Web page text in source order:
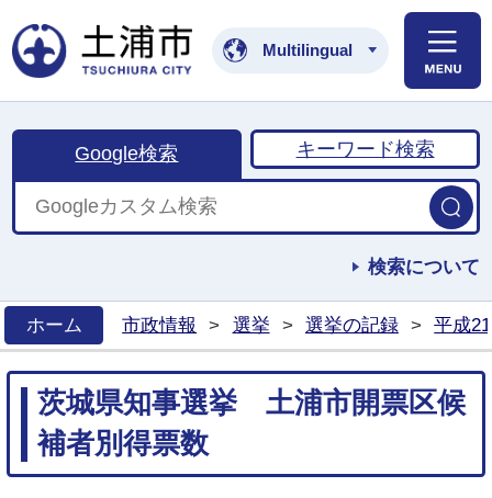
土浦市公式ホームペ
Multilingual
Google検索 キーワード検索
検索について
ホーム
市政情報 > 選挙 > 選挙の記録 > 平成
茨城県知事選挙 土浦市開票区候
補者別得票数